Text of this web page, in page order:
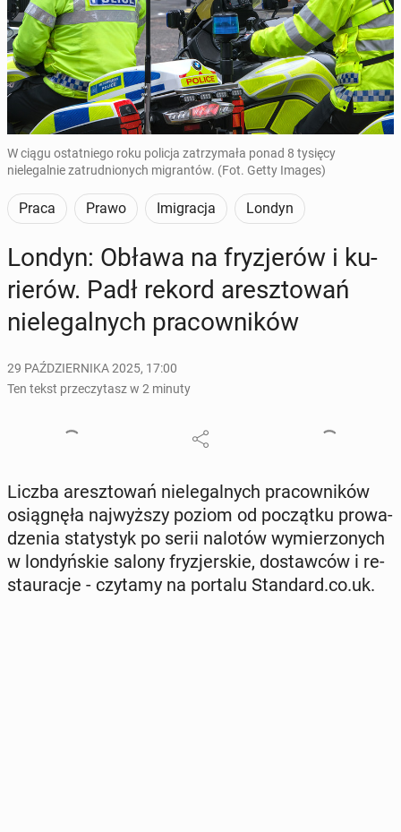
W ciągu ostatniego roku policja zatrzymała ponad 8 tysięcy
nielegalnie zatrudnionych migrantów. (Fot. Getty Images)
Praca Prawo Imigracja Londyn
Londyn: Obława na fry­zje­rów i ku­
rie­rów. Padł rekord aresz­to­wań
nie­le­gal­nych pra­cow­ni­ków
29 PAŹDZIERNIKA 2025, 17:00
Ten tekst przeczytasz w 2 minuty
Liczba aresz­to­wań nie­le­gal­nych pra­cow­ni­ków
osią­gnę­ła naj­wyż­szy poziom od po­cząt­ku pro­wa­
dze­nia sta­ty­styk po serii nalotów wy­mie­rzo­nych
w lon­dyń­skie salony fry­zjer­skie, do­staw­ców i re­
stau­ra­cje - czytamy na portalu Stan­dard.co.uk.